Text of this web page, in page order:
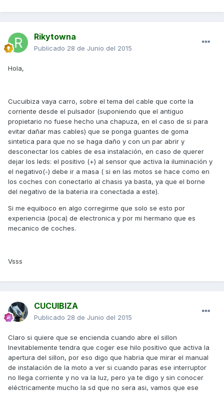
Rikytowna
Publicado 28 de Junio del 2015
Hola,
Cucuibiza vaya carro, sobre el tema del cable que corte la
corriente desde el pulsador (suponiendo que el antiguo
propietario no fuese hecho una chapuza, en el caso de si para
evitar dañar mas cables) que se ponga guantes de goma
sintetica para que no se haga daño y con un par abrir y
desconectar los cables de esa instalación, en caso de querer
dejar los leds: el positivo (+) al sensor que activa la iluminación y
el negativo(-) debe ir a masa ( si en las motos se hace como en
los coches con conectarlo al chasis ya basta, ya que el borne
del negativo de la bateria ira conectada a este).
Si me equiboco en algo corregirme que solo se esto por
experiencia (poca) de electronica y por mi hermano que es
mecanico de coches.
Vsss
CUCUIBIZA
Publicado 28 de Junio del 2015
Claro si quiere que se encienda cuando abre el sillon
Inevitablemente tendra que coger ese hilo positivo que activa la
apertura del sillon, por eso digo que habria que mirar el manual
de instalación de la moto a ver si cuando paras ese interruptor
no llega corriente y no va la luz, pero ya te digo y sin conocer
eléctricamente mucho la sd que no sera asi, vamos que ese